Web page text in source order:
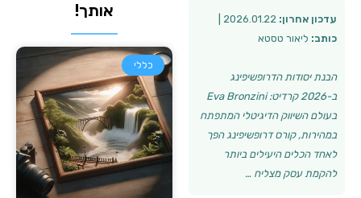
עדכון אחרון:
כותב: ליאור טסטא
הבנת יסודות הדרופשיפינג
ב-2026 קרדיט: Eva Bronzini
בעולם השיווק הדיגיטלי המתפתח
במהירות, קורס דרופשיפינג הפך
לאחד הכלים היעילים ביותר
להקמת עסק מצליח …
אותך!
כללי